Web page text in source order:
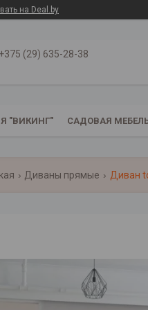
на Deal.by
+375 (29) 635-28-38
"ВИКИНГ" САДОВАЯ
Диваны прямые Диван